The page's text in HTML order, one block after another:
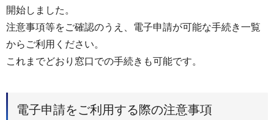
開始しました。
注意事項等をご確認のうえ、電子申請が可能な手続き一覧
からご利用ください。
これまでどおり窓口での手続きも可能です。
電子申請をご利用する際の注意事項